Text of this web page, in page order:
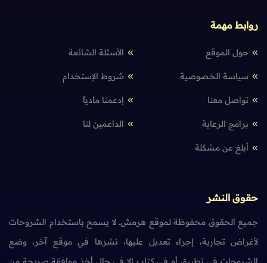
روابط مهمة
حول الموقع الأسئلة الشائعة
سياسة الخصوصية شروط الإستخدام
تواصل معنا إدعمنا مادياً
برامج الرعاية الداعمين لنا
أبلغ عن مشكلة
حقوق النشر
جميع الحقوق محفوظة لموقع هرمش. لا يسمح باستخدام الشروحات
لأغراض تجارية، إجراء تعديل عليها، نشرها في موقع آخر، وضع